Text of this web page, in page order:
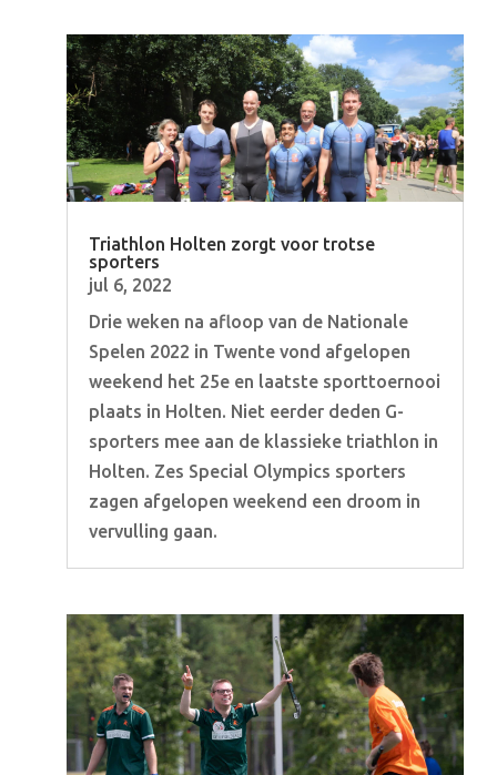
Triathlon Holten zorgt voor trotse
sporters
jul 6, 2022
Drie weken na afloop van de Nationale
Spelen 2022 in Twente vond afgelopen
weekend het 25e en laatste sporttoernooi
plaats in Holten. Niet eerder deden G-
sporters mee aan de klassieke triathlon in
Holten. Zes Special Olympics sporters
zagen afgelopen weekend een droom in
vervulling gaan.